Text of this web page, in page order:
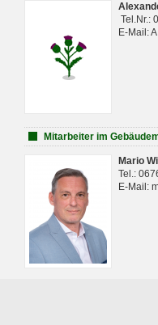
Tel.Nr.:
E-Mail:
Mitarbeiter im
Mario
Tel.:
E-Mail: